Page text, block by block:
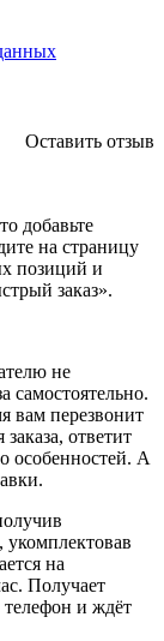
Оставить отзыв
добавьте
на страницу
позиций и
заказ».
не
самостоятельно.
вам перезвонит
ответит
особенностей. А
укомплектовав
на
Получает
и ждёт